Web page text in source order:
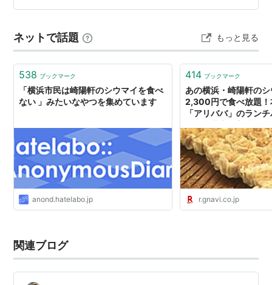
画”もう一度食べたいシウマイ弁当はこれ！” 実は先日、
ネットで話題 もっと見る
538 ブックマーク
「横浜市民は崎陽軒のシウマイを食べ
ない 」みたいなやつを集めています
anond.hatelabo.jp
414 ブックマーク
あの横浜・崎陽軒の
2,300円で食べ放題！
「アリババ」のラン
みんなのごはん
r.gnavi.co.jp
関連ブログ